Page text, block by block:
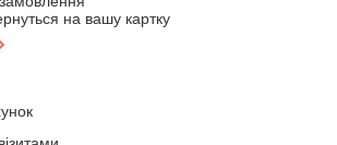
на вашу картку